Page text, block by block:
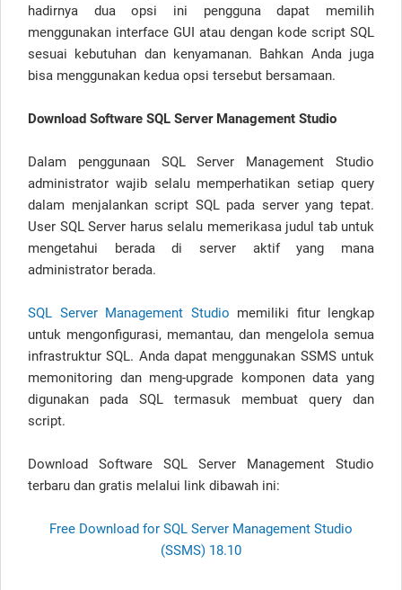
hadirnya dua opsi ini pengguna dapat memilih
menggunakan interface GUI atau dengan kode script SQL
sesuai kebutuhan dan kenyamanan. Bahkan Anda juga
bisa menggunakan kedua opsi tersebut bersamaan.
Download Software SQL Server Management Studio
Dalam penggunaan SQL Server Management Studio
administrator wajib selalu memperhatikan setiap query
dalam menjalankan script SQL pada server yang tepat.
User SQL Server harus selalu memerikasa judul tab untuk
mengetahui berada di server aktif yang mana
administrator berada.
SQL Server Management Studio memiliki fitur lengkap
untuk mengonfigurasi, memantau, dan mengelola semua
infrastruktur SQL. Anda dapat menggunakan SSMS untuk
memonitoring dan meng-upgrade komponen data yang
digunakan pada SQL termasuk membuat query dan
script.
Download Software SQL Server Management Studio
terbaru dan gratis melalui link dibawah ini:
Free Download for SQL Server Management Studio
(SSMS) 18.10